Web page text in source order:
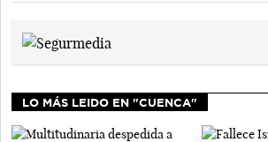
LO MÁS LEIDO EN "CUENCA"